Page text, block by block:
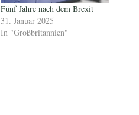
Fünf Jahre nach dem Brexit
31. Januar 2025
In "Großbritannien"